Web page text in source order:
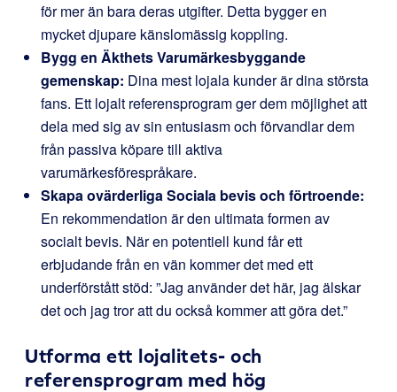
för mer än bara deras utgifter. Detta bygger en
mycket djupare känslomässig koppling.
Bygg en Äkthets Varumärkesbyggande
gemenskap: Dina mest lojala kunder är dina största
fans. Ett lojalt referensprogram ger dem möjlighet att
dela med sig av sin entusiasm och förvandlar dem
från passiva köpare till aktiva
varumärkesförespråkare.
Skapa ovärderliga Sociala bevis och förtroende:
En rekommendation är den ultimata formen av
socialt bevis. När en potentiell kund får ett
erbjudande från en vän kommer det med ett
underförstått stöd: ”Jag använder det här, jag älskar
det och jag tror att du också kommer att göra det.”
Utforma ett lojalitets- och
referensprogram med hög